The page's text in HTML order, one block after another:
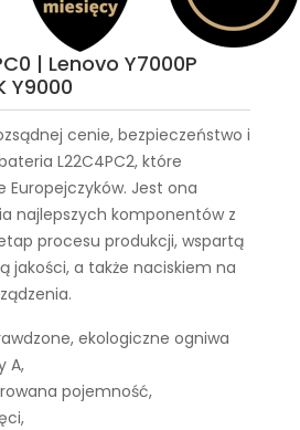
| Lenovo Y7000P
Y9000
cenie, bezpieczeństwo i
L22C4PC2, które
Europejczyków. Jest ona
najlepszych komponentów z
procesu produkcji, wspartą
jakości, a także naciskiem na
ekologiczne ogniwa
A,
pojemność,